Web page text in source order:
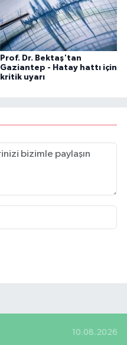
Prof. Dr. Bektaş'tan
Gaziantep - Hatay hattı için
kritik uyarı
10.08.2026